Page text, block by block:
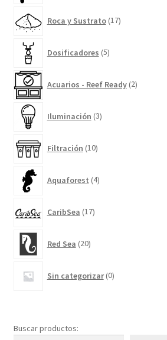
Roca y Sustrato 17productos
Dosificadores 5productos
Acuarios - Reef Ready 2productos
Iluminación 3productos
Filtración 10productos
Aquaforest 4productos
CaribSea 17productos
Red Sea 20productos
Sin categorizar 0productos
Buscar productos: